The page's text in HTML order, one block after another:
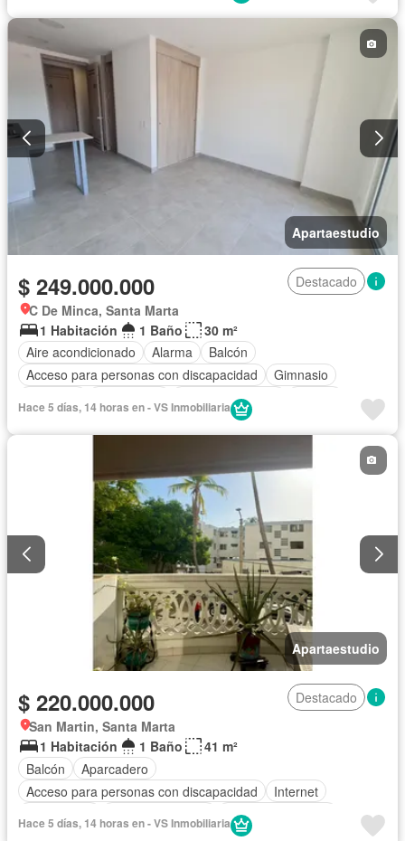
Apartaestudio
$ 249.000.000
Destacado
C De Minca, Santa Marta
1 Habitación
1 Baño
30 m²
Aire acondicionado
Alarma
Balcón
Acceso para personas con discapacidad
Gimnasio
Vista panorámica
Hace 5 días, 14 horas en - VS Inmobiliaria
Apartaestudio
$ 220.000.000
Destacado
San Martin, Santa Marta
1 Habitación
1 Baño
41 m²
Balcón
Aparcadero
Acceso para personas con discapacidad
Internet
Seguridad privada
Hace 5 días, 14 horas en - VS Inmobiliaria